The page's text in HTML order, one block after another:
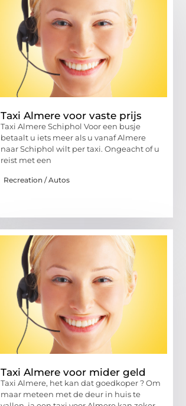
Taxi Almere voor vaste prijs
Taxi Almere Schiphol Voor een busje
betaalt u iets meer als u vanaf Almere
naar Schiphol wilt per taxi. Ongeacht of u
reist met een
Recreation / Autos
Taxi Almere voor mider geld
Taxi Almere, het kan dat goedkoper ? Om
maar meteen met de deur in huis te